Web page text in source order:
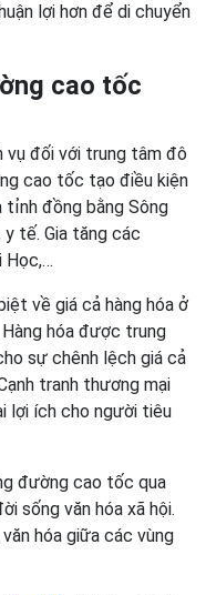
lợi hơn để di chuyển
cao tốc
vụ đối với trung tâm đô
cao tốc tạo điều kiện
tỉnh đồng bằng Sông
y tế. Gia tăng các
Học,…
về giá cả hàng hóa ở
hóa được trung
sự chênh lệch giá cả
tranh thương mại
lợi ích cho người tiêu
đường cao tốc qua
sống văn hóa xã hội.
hóa giữa các vùng